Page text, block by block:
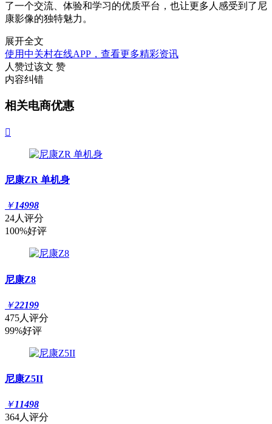
了一个交流、体验和学习的优质平台，也让更多人感受到了尼
康影像的独特魅力。
展开全文
使用中关村在线APP，查看更多精彩资讯
人赞过该文 赞
内容纠错
相关电商优惠

尼康ZR 单机身
￥14998
24人评分
100%好评
尼康Z8
￥22199
475人评分
99%好评
尼康Z5II
￥11498
364人评分